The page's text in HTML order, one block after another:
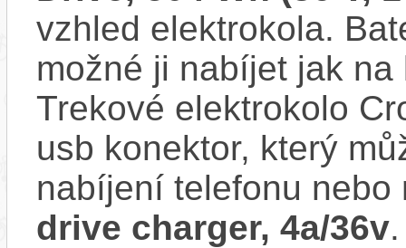
vzhled elektrokola.
možné ji nabíjet jak
Trekové elektrokolo
usb konektor, který
nabíjení telefonu
drive charger, 4a/36v.